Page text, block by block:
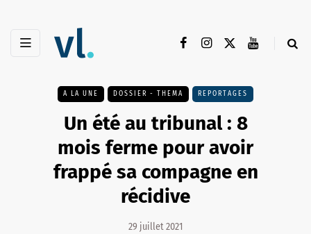
A LA UNE DOSSIER - THEMA REPORTAGES
Un été au tribunal : 8
mois ferme pour avoir
frappé sa compagne en
récidive
29 juillet 2021